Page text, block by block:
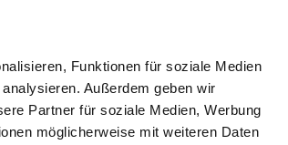
Funktionen für soziale Medien
Außerdem geben wir
Partner für soziale Medien, Werbung
möglicherweise mit weiteren Daten
HOME MAGAZIN SHOP